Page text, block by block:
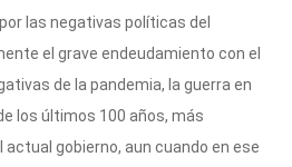
las negativas políticas del
el grave endeudamiento con el
de la pandemia, la guerra en
los últimos 100 años, más
gobierno, aun cuando en ese